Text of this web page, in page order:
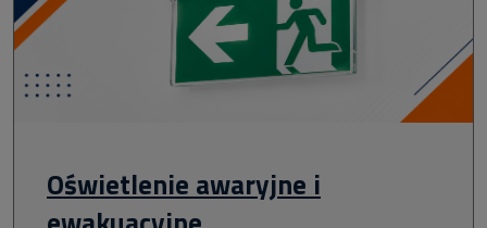
Oświetlenie awaryjne i